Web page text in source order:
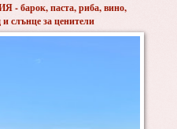
- барок, паста, риба, вино,
слънце за ценители